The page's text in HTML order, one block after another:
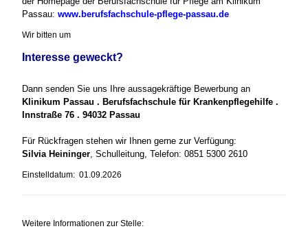
Passau: www.berufsfachschule-pflege-passau.de
Wir bitten um
Interesse geweckt?
Dann senden Sie uns Ihre aussagekräftige Bewerbung an
Klinikum Passau . Berufsfachschule für Krankenpflegehilfe .
Innstraße 76 . 94032 Passau
Für Rückfragen stehen wir Ihnen gerne zur Verfügung:
Silvia Heininger , Schulleitung, Telefon: 0851 5300 2610
Einstelldatum: 01.09.2026
Weitere Informationen zur Stelle: